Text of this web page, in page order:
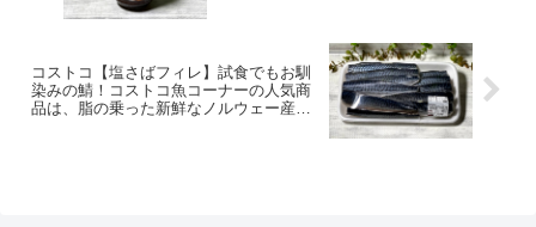
コストコ【塩さばフィレ】試食でもお馴
染みの鯖！コストコ魚コーナーの人気商
品は、脂の乗った新鮮なノルウェー産で